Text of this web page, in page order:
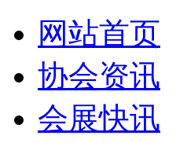
网站首页
协会资讯
会展快讯